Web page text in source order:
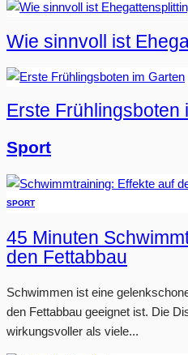
Wie sinnvoll ist
Erste Frühlingsboten
Sport
SPORT
45 Minuten
den Fettabbau
Schwimmen ist eine
den Fettabbau geeignet ist. Die
wirkungsvoller als viele...